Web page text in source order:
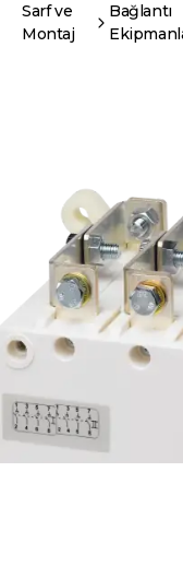
Sarf ve
Montaj
Bağlantı